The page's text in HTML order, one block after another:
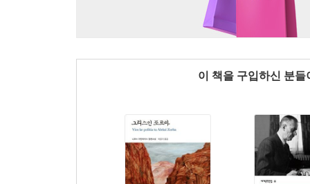
이 책을 구입하신 분